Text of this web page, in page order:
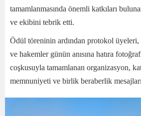
tamamlanmasında önemli katkıları
ve ekibini tebrik etti.
Ödül töreninin ardından protokol üyeleri,
ve hakemler günün anısına hatıra
coşkusuyla tamamlanan organizasyon,
memnuniyeti ve birlik beraberlik